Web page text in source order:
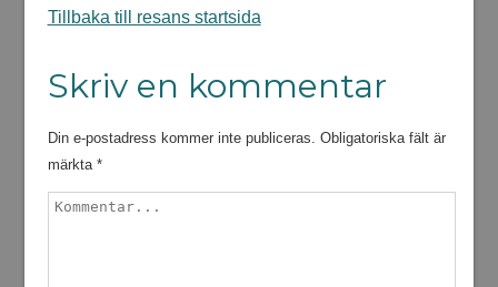
Tillbaka till resans startsida
Skriv en kommentar
Din e-postadress kommer inte publiceras. Obligatoriska fält är
märkta *